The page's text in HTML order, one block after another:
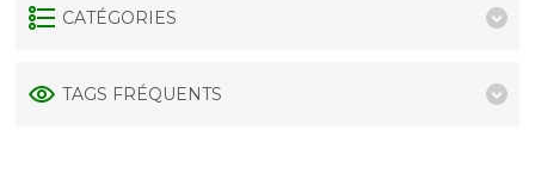
CATÉGORIES
TAGS FRÉQUENTS